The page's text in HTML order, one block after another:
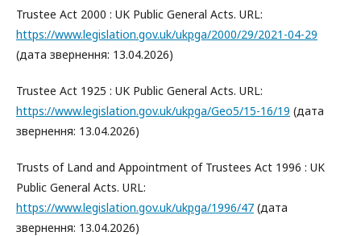
Trustee Act 2000 : UK Public General Acts. URL:
https://www.legislation.gov.uk/ukpga/2000/29/2021-04-29
(дата звернення: 13.04.2026)
Trustee Act 1925 : UK Public General Acts. URL:
https://www.legislation.gov.uk/ukpga/Geo5/15-16/19 (дата
звернення: 13.04.2026)
Trusts of Land and Appointment of Trustees Act 1996 : UK
Public General Acts. URL:
https://www.legislation.gov.uk/ukpga/1996/47 (дата
звернення: 13.04.2026)